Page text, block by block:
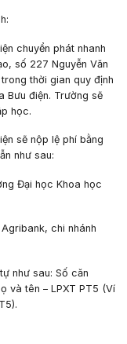
chuyển phát nhanh
số 227 Nguyễn Văn
thời gian quy định
Bưu điện. Trường sẽ
học.
sẽ nộp lệ phí bằng
như sau:
Đại học Khoa học
chi nhánh
như sau: Số căn
và tên – LPXT PT5 (Ví